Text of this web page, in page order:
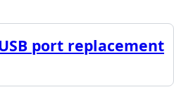
port replacement